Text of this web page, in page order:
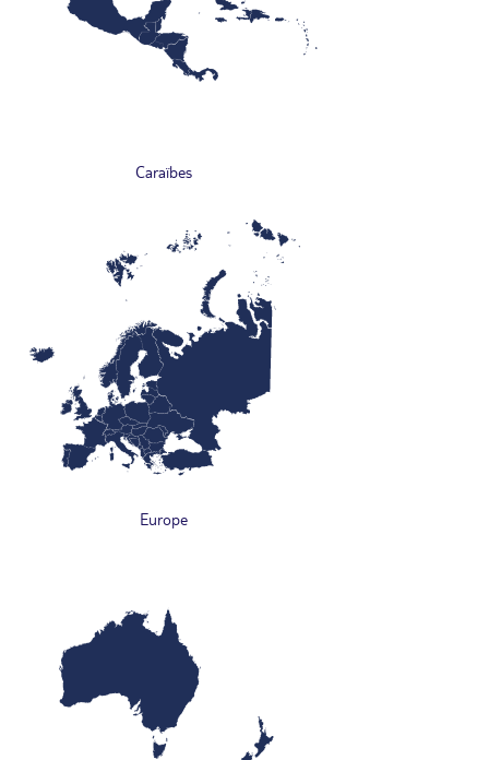
Caraïbes
Europe